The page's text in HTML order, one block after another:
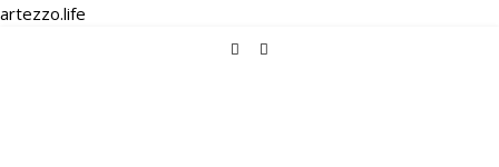
artezzo.life